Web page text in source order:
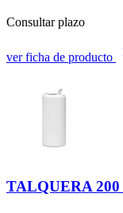
Consultar plazo
ver ficha de producto
TALQUERA